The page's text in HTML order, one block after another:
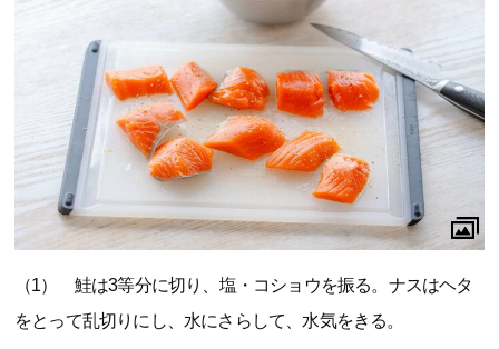
（1） 鮭は3等分に切り、塩・コショウを振る。ナスはヘタ
をとって乱切りにし、水にさらして、水気をきる。